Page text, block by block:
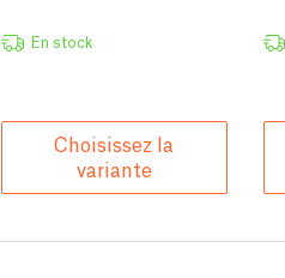
En stock
Choisissez la
variante